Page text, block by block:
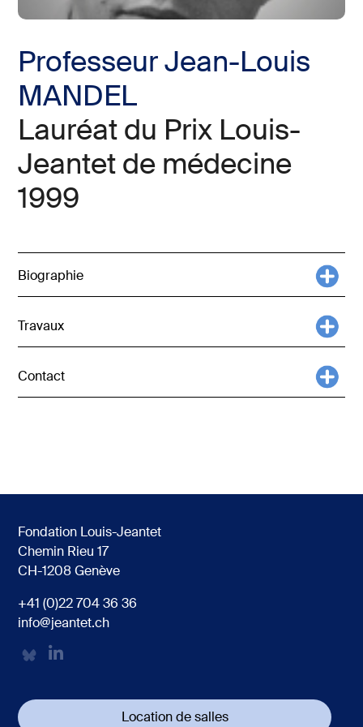
Professeur Jean-Louis
MANDEL
Lauréat du Prix Louis-
Jeantet de médecine
1999
Biographie
Travaux
Contact
Fondation Louis-Jeantet
Chemin Rieu 17
CH-1208 Genève
+41 (0)22 704 36 36
info@jeantet.ch
Location de salles